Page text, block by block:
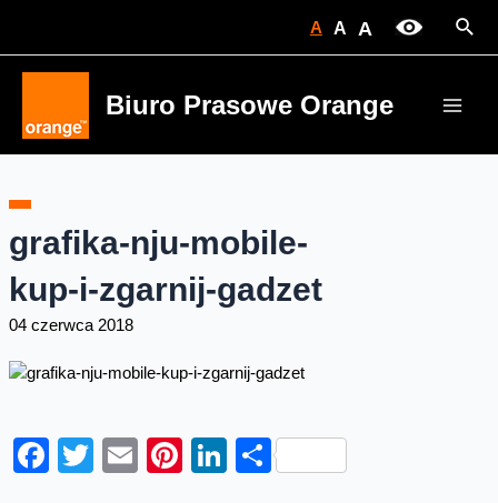
A A A
Biuro Prasowe Orange
grafika-nju-mobile-
kup-i-zgarnij-gadzet
04 czerwca 2018
Facebook
Twitter
EmailPinterest
LinkedIn
Share